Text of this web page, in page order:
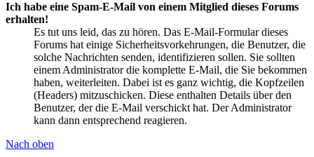
Ich habe eine Spam-E-Mail von einem Mitglied dieses Forums
erhalten!
Es tut uns leid, das zu hören. Das E-Mail-Formular dieses
Forums hat einige Sicherheitsvorkehrungen, die Benutzer, die
solche Nachrichten senden, identifizieren sollen. Sie sollten
einem Administrator die komplette E-Mail, die Sie bekommen
haben, weiterleiten. Dabei ist es ganz wichtig, die Kopfzeilen
(Headers) mitzuschicken. Diese enthalten Details über den
Benutzer, der die E-Mail verschickt hat. Der Administrator
kann dann entsprechend reagieren.
Nach oben